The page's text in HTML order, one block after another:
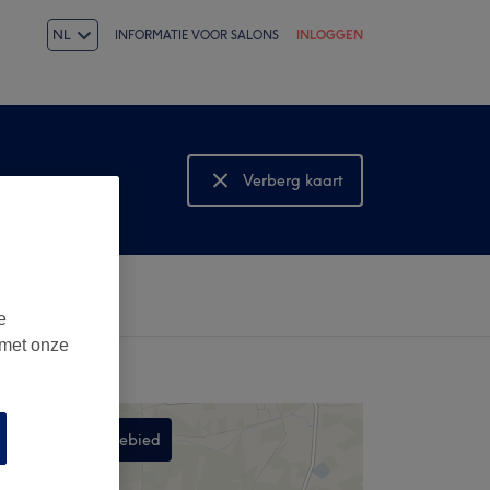
NL INFORMATIE VOOR SALONS INLOGGEN
Verberg kaart
Bekijk kaart
Zoek in dit gebied
onze